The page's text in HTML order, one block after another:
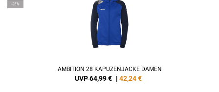
-35%
AMBITION 28 KAPUZENJACKE DAMEN
UVP 64,99 € | 42,24€